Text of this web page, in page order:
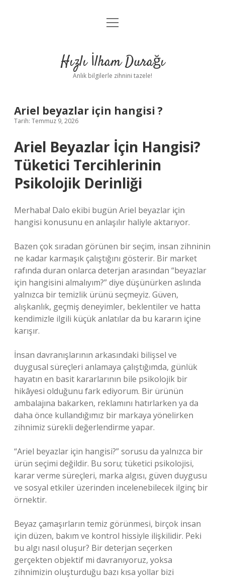
Anasayfa
Yasal Uyarı
menüyü
Hızlı İlham Durağı
Anlık bilgilerle zihnini tazele!
Ariel beyazlar için hangisi ?
Tarih: Temmuz 9, 2026
Ariel Beyazlar İçin Hangisi?
Tüketici Tercihlerinin
Psikolojik Derinliği
Merhaba! Dalo ekibi bugün Ariel beyazlar için
hangisi konusunu en anlaşılır haliyle aktarıyor.
Bazen çok sıradan görünen bir seçim, insan zihninin
ne kadar karmaşık çalıştığını gösterir. Bir market
rafında duran onlarca deterjan arasından “beyazlar
için hangisini almalıyım?” diye düşünürken aslında
yalnızca bir temizlik ürünü seçmeyiz. Güven,
alışkanlık, geçmiş deneyimler, beklentiler ve hatta
kendimizle ilgili küçük anlatılar da bu kararın içine
karışır.
İnsan davranışlarının arkasındaki bilişsel ve
duygusal süreçleri anlamaya çalıştığımda, günlük
hayatın en basit kararlarının bile psikolojik bir
hikâyesi olduğunu fark ediyorum. Bir ürünün
ambalajına bakarken, reklamını hatırlarken ya da
daha önce kullandığımız bir markaya yönelirken
zihnimiz sürekli değerlendirme yapar.
“Ariel beyazlar için hangisi?” sorusu da yalnızca bir
ürün seçimi değildir. Bu soru; tüketici psikolojisi,
karar verme süreçleri, marka algısı, güven duygusu
ve sosyal etkiler üzerinden incelenebilecek ilginç bir
örnektir.
Beyaz çamaşırların temiz görünmesi, birçok insan
için düzen, bakım ve kontrol hissiyle ilişkilidir. Peki
bu algı nasıl oluşur? Bir deterjan seçerken
gerçekten objektif mi davranıyoruz, yoksa
zihnimizin oluşturduğu bazı kısa yollar bizi